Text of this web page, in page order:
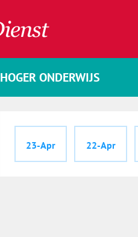
HOGER ONDERWIJS
23-Apr 22-Apr